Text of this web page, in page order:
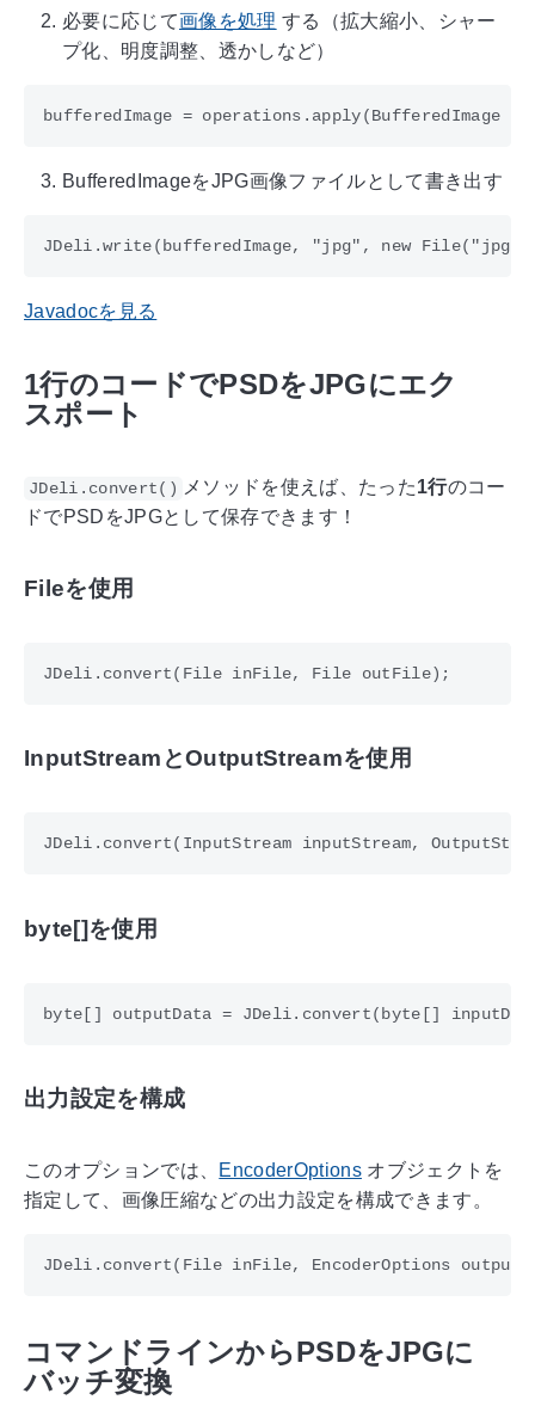
必要に応じて画像を処理 する（拡大縮小、シャー
プ化、明度調整、透かしなど）
BufferedImageをJPG画像ファイルとして書き出す
Javadocを見る
1行のコードでPSDをJPGにエク
スポート
JDeli.convert() メソッドを使えば、たった1行のコー
ドでPSDをJPGとして保存できます！
Fileを使用
InputStreamとOutputStreamを使用
byte[]を使用
出力設定を構成
このオプションでは、 EncoderOptionsオブジェクトを
指定して、画像圧縮などの出力設定を構成できます。
コマンドラインからPSDをJPGに
バッチ変換